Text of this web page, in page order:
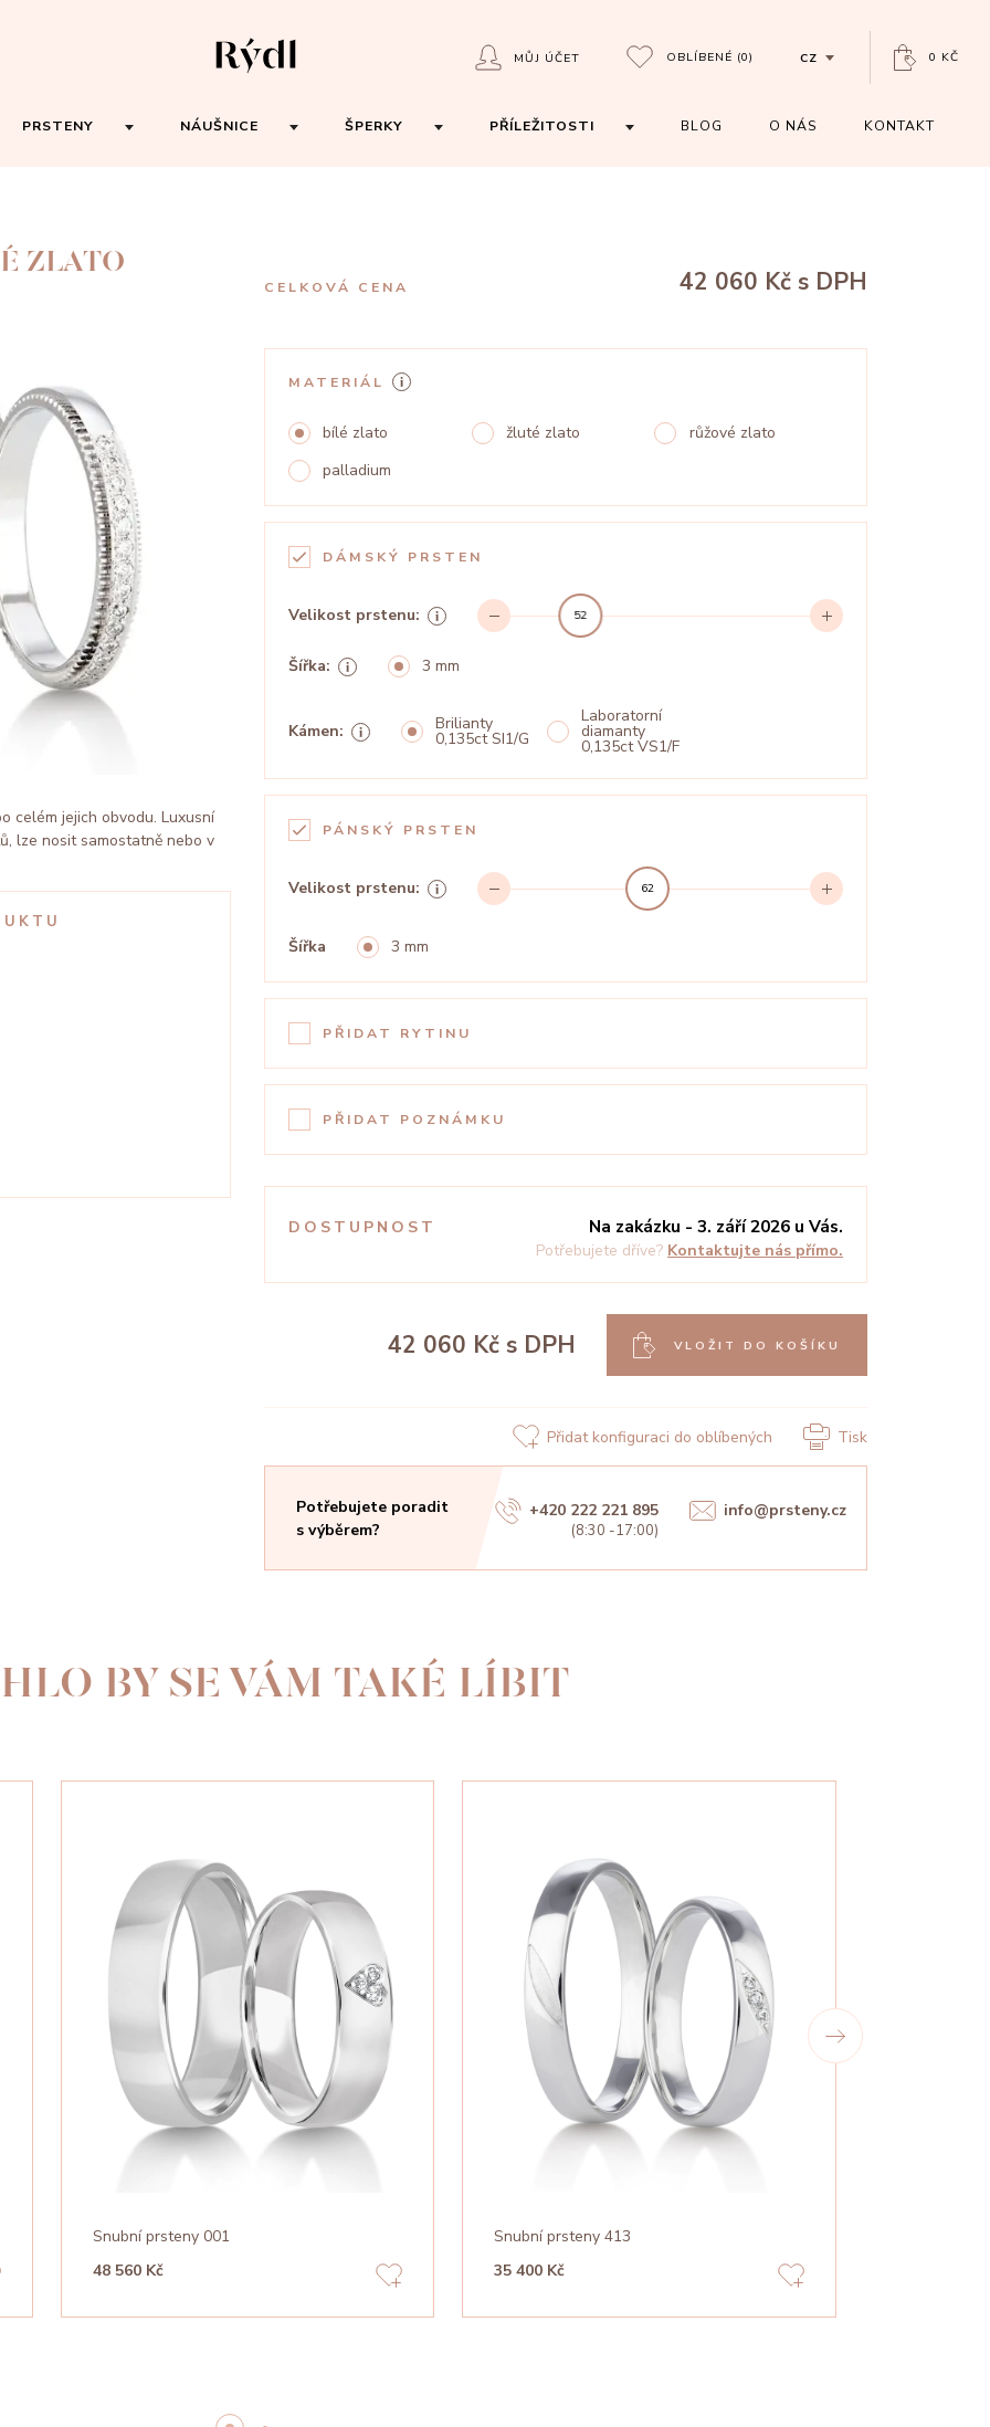
MŮJ ÚČET OBLÍBENÉ (0) CZ 0 KČ
PRSTENY NÁUŠNICE ŠPERKY PŘÍLEŽITOSTI BLOG O NÁS KONTAKT
ZLATO
celém jejich obvodu. Luxusní
lze nosit samostatně nebo v
CELKOVÁ CENA 42 060 Kč s DPH
MATERIÁL
bílé zlato žluté zlato
růžové zlato
palladium
DÁMSKÝ PRSTEN
Velikost prstenu: 52
Šířka: 3 mm
Kámen: Brilianty
0,135ct SI1/G
Laboratorní
diamanty
0,135ct VS1/F
PÁNSKÝ PRSTEN
Velikost prstenu: 62
Šířka 3 mm
PŘIDAT RYTINU
PŘIDAT POZNÁMKU
DOSTUPNOST Na zakázku - 3. září 2026 u Vás.
Potřebujete dříve? Kontaktujte nás přímo.
42 060 Kč s DPH VLOŽIT DO KOŠÍKU
Přidat konfiguraci do oblíbených Tisk
Potřebujete poradit
s výběrem?
+420 222 221 895
(8:30 -17:00)
info@prsteny.cz
BY SE VÁM TAKÉ LÍBIT
Snubní prsteny 001
48 560 Kč
Snubní prsteny 413
35 400 Kč